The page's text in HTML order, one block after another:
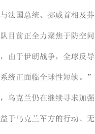
法国总统、挪威首相及芬
目前正全力聚焦于防空问
由于伊朗战争，全球反导
统正面临全球性短缺。”
乌克兰仍在继续寻求加强
于乌克兰军方的行动、